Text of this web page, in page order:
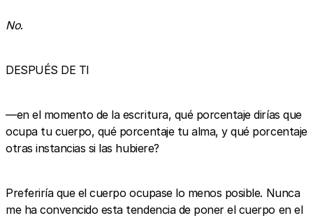
No.
DESPUÉS DE TI
—en el momento de la escritura, qué porcentaje dirías que
ocupa tu cuerpo, qué porcentaje tu alma, y qué porcentaje
otras instancias si las hubiere?
Preferiría que el cuerpo ocupase lo menos posible. Nunca
me ha convencido esta tendencia de poner el cuerpo en el